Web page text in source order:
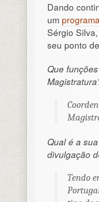
Dando
um
Sérgio
seu ponto
Que
Qual é a
divulgação
Tendo